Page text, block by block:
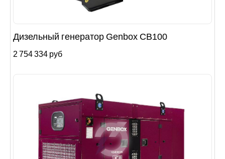
Дизельный генератор Genbox CB100
2 754 334 руб